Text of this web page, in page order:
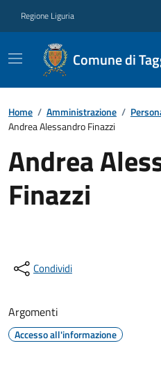
Regione Liguria
Comune di
Home / Amministrazione /
Andrea Alessandro Finazzi
Andrea
Finazzi
Condividi
Argomenti
Accesso all'informazione